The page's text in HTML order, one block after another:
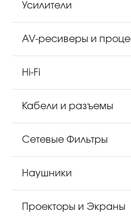
Усилители
AV-ресиверы и
Hi-Fi
Кабели и разъемы
Сетевые Фильтры
Наушники
Проекторы и Экраны